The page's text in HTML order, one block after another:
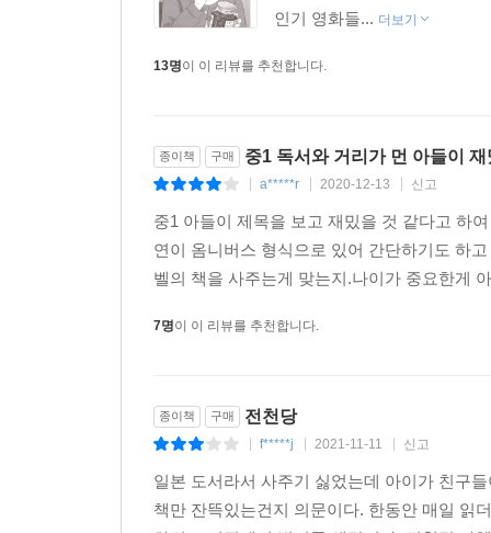
인기 영화들... 더보기
13명이 이 리뷰를 추천합니다.
종이책 구매 중1 독서와 거리가 먼 아들이
a*****r 2020-12-13 신고
중1 아들이 제목을 보고 재밌을 것 같다고 하
연이 옴니버스 형식으로 있어 간단하기도 하
벨의 책을 사주는게 맞는지.나이가 중요한게
7명이 이 리뷰를 추천합니다.
종이책 구매 전천당
f*****j 2021-11-11 신고
일본 도서라서 사주기 싫었는데 아이가 친구
책만 잔뜩있는건지 의문이다. 한동안 매일 읽